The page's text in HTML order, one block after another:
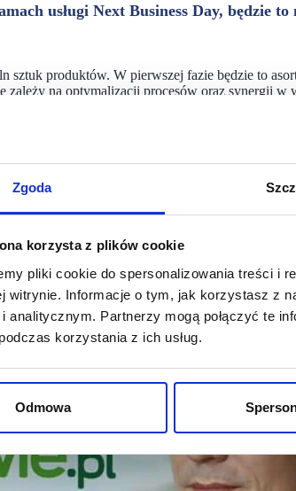
Zgoda
korzysta z plików cookie
pliki cookie do spersonalizowania treści i
witrynie. Informacje o tym, jak korzystasz z
analitycznym. Partnerzy mogą połączyć te
korzystania z ich usług.
Odmowa
usługi Next Business Day, będzie to
sztuk produktów. W pierwszej fazie będzie to
na optymalizacji procesów oraz synergii w
w rozwoju eobuwie.pl. Do tej pory wszystkie
dystrybucyjno-logistycznej w Rumunii jeszcze
wybranej przez nas lokalizacji jest komfortowy
Zależy nam na tym, aby coraz większej
Damian Zapłata, prezes zarządu eobuwie.pl S.A.